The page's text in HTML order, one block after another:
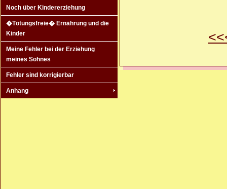
Noch über Kindererziehung
�Tötungsfreie� Ernährung und die
Kinder
Meine Fehler bei der Erziehung
meines Sohnes
Fehler sind korrigierbar
Anhang